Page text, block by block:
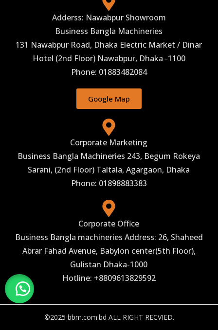
Adderss: Nawabpur Showroom
Business Bangla Machineries
131 Nawabpur Road, Dhaka Electric Market / Dinar
Hotel (2nd Floor) Nawabpur, Dhaka -1100
Phone: 01883482084
Google Map
Phone: 01898883383
Corporate Marketing
Business Bangla Machineries 243, Begum Rokeya
Sarani, (2nd Floor) Taltala, Agargaon, Dhaka
Corporate Office
Business Bangla machineries Address: 26, Shaheed
Abrar Fahad Avenue, Babylon center(5th Floor),
Gulistan Dhaka-1000
Hotline: +8809613829592
©2025 bbm.com.bd ALL RIGHT RECVIED.